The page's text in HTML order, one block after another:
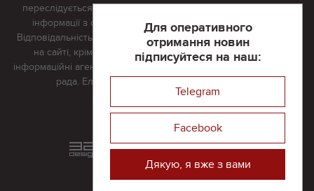
Для оперативного
отримання новин
підписуйтеся на наш:
Telegram
Facebook
Дякую, я вже з вами
переслідується в судовому порядку. Будь-яке відтворення
інформації з сайту тільки з письмово дозволу редакції.
Відповідальність за достовірність усіх матеріалів, розміщених
на сайті, крім матеріалів, які містять посилання на інші
інформаційні агентства або інтернет-видання, несе редакційна
рада. Електронна пошта:
Реклама на сайті
Розроблений та підтримується